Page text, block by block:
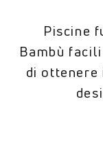
Piscine
Bambù
di ottenere